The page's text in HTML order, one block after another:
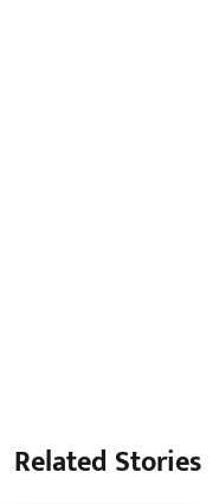
Related Stories